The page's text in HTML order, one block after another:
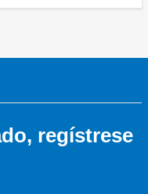
regístrese